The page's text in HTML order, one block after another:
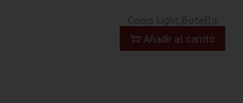
Añadir al carrito